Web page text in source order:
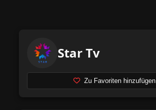
Star Tv
Zu Favoriten hinzufügen